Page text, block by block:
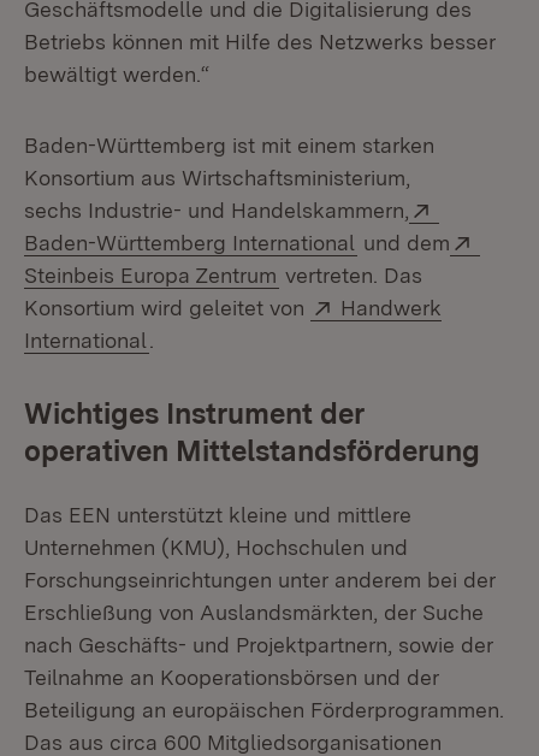
Geschäftsmodelle und die Digitalisierung des
Betriebs können mit Hilfe des Netzwerks besser
bewältigt werden.“
Baden-Württemberg ist mit einem starken
Konsortium aus Wirtschaftsministerium,
sechs Industrie- und Handelskammern,
Baden-Württemberg International (Öffnet in neuem
und dem
Steinbeis Europa Zentrum (Öffnet in neuem Fenster)
vertreten. Das
Konsortium wird geleitet von
Extern:
Handwerk
International
Wichtiges Instrument der
operativen Mittelstandsförderung
Das EEN unterstützt kleine und mittlere
Unternehmen (KMU), Hochschulen und
Forschungseinrichtungen unter anderem bei der
Erschließung von Auslandsmärkten, der Suche
nach Geschäfts- und Projektpartnern, sowie der
Teilnahme an Kooperationsbörsen und der
Beteiligung an europäischen Förderprogrammen.
Das aus circa 600 Mitgliedsorganisationen